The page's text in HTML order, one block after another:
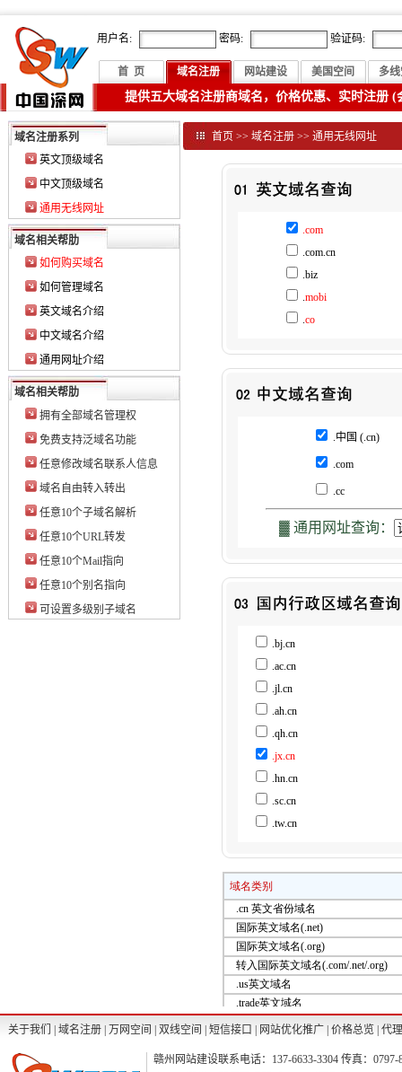
用户名: 密码: 验证码:
首 页 域名注册 网站建设 美国空间 多
提供五大域名注册商域名，价格优惠、实时注册 (
域名注册系列
英文顶级域名
中文顶级域名
通用无线网址
域名相关帮肋
如何购买域名
如何管理域名
英文域名介绍
中文域名介绍
通用网址介绍
域名相关帮肋
拥有全部域名管理权
免费支持泛域名功能
任意修改域名联系人信息
域名自由转入转出
任意10个子域名解析
任意10个URL转发
任意10个Mail指向
任意10个别名指向
可设置多级别子域名
首页 >>域名注册 >>通用无线网址
.com
.com.cn
.biz
.mobi
.co
.中国 (.cn)
.com
.cc
▓ 通用网址查询：
.bj.cn
.ac.cn
.jl.cn
.ah.cn
.qh.cn
.jx.cn
.hn.cn
.sc.cn
.tw.cn
关于我们 域名注册 万网空间 双线空间 短信接口 网站优化推广 价格总览 代
赣州网站建设联系电话：137-6633-3304 传真：